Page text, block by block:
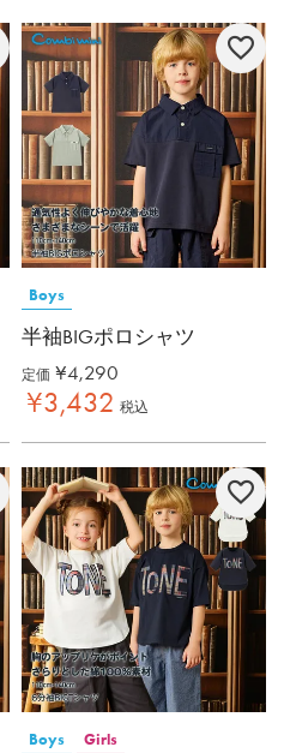
Boys
半袖BIGポロシャツ
定価 ¥4,290
¥3,432 税込
Boys Girls